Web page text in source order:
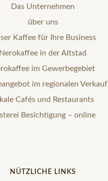
Das Unternehmen
über uns
Kaffee für Ihre Business
Nerokaffee in der Altstad
im Gewerbegebiet
im regionalen Verkauf
Cafés und Restaurants
Besichtigung – online
NÜTZLICHE LINKS